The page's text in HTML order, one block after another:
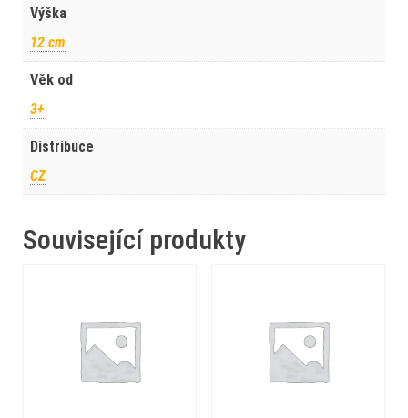
Výška
12 cm
Věk od
3+
Distribuce
CZ
Související produkty